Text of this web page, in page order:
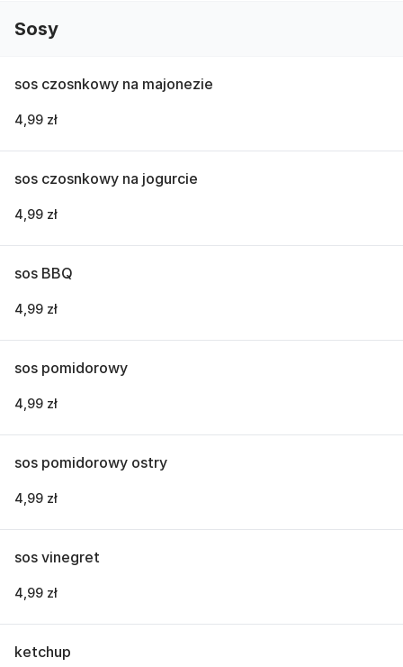
Sosy
sos czosnkowy na majonezie
4,99 zł
sos czosnkowy na jogurcie
4,99 zł
sos BBQ
4,99 zł
sos pomidorowy
4,99 zł
sos pomidorowy ostry
4,99 zł
sos vinegret
4,99 zł
ketchup